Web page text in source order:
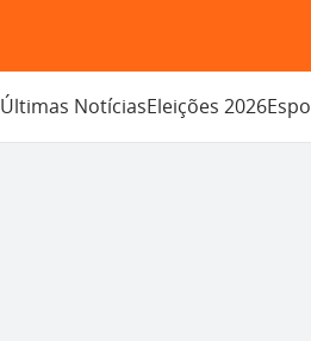
Últimas NotíciasEleições 2026